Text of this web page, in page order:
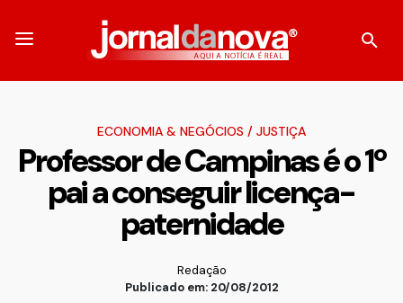
ECONOMIA & NEGÓCIOS / JUSTIÇA
Professor de Campinas é o 1º
pai a conseguir licença-
paternidade
Redação
Publicado em: 20/08/2012